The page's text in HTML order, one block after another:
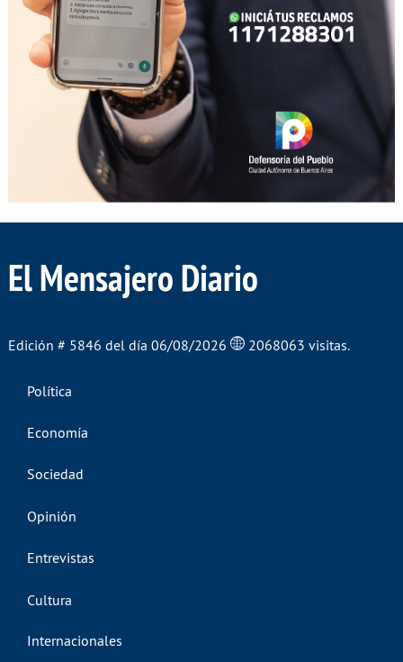
El Mensajero Diario
Edición # 5846 del día 06/08/2026 2068063 visitas.
Política
Economía
Sociedad
Opinión
Entrevistas
Cultura
Internacionales